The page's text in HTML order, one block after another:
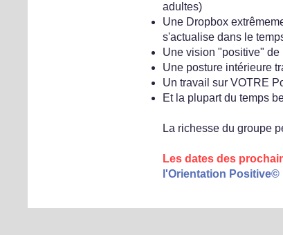
adultes)
Une Dropbox
s'actualise dans le
Une vision "positive" de
Une posture intérieure
Un travail sur VOTRE
Et la plupart du temps
La richesse du groupe
Les dates des
l'Orientation Positive©